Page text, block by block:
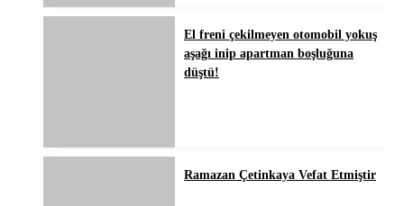
El freni çekilmeyen otomobil yokuş
aşağı inip apartman boşluğuna
düştü!
Ramazan Çetinkaya Vefat Etmiştir